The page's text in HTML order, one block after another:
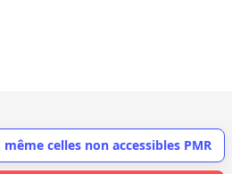
celles non accessibles PMR